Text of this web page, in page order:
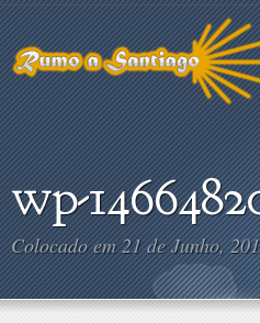
wp-
Colocado em 21 de Junho,